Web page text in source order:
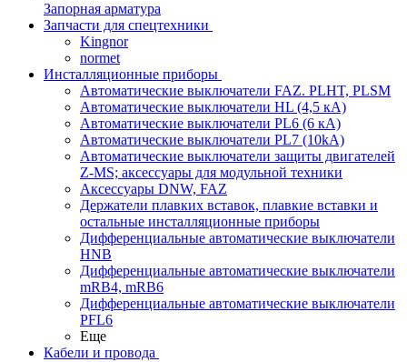
Запорная арматура
Запчасти для спецтехники
Kingnor
normet
Инсталляционные приборы
Автоматические выключатели FAZ. PLHT, PLSM
Автоматические выключатели HL (4,5 кА)
Автоматические выключатели PL6 (6 кА)
Автоматические выключатели PL7 (10kA)
Автоматические выключатели защиты двигателей
Z-MS; аксессуары для модульной техники
Аксессуары DNW, FAZ
Держатели плавких вставок, плавкие вставки и
остальные инсталляционные приборы
Дифференциальные автоматические выключатели
HNB
Дифференциальные автоматические выключатели
mRB4, mRB6
Дифференциальные автоматические выключатели
PFL6
Еще
Кабели и провода